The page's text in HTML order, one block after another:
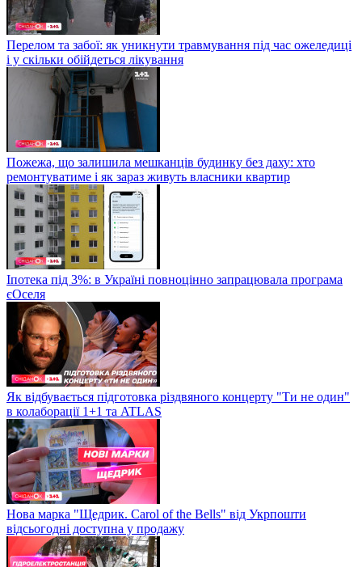
Перелом та забої: як уникнути травмування під час ожеледиці
і у скільки обійдеться лікування
Пожежа, що залишила мешканців будинку без даху: хто
ремонтуватиме і як зараз живуть власники квартир
Іпотека під 3%: в Україні повноцінно запрацювала програма
єОселя
Як відбувається підготовка різдвяного концерту "Ти не один"
в колаборації 1+1 та ATLAS
Нова марка "Щедрик. Carol of the Bells" від Укрпошти
відсьогодні доступна у продажу